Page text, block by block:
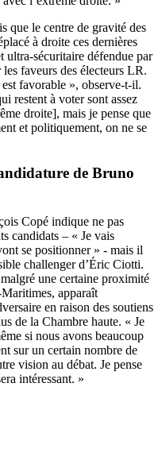
que le centre de gravité des
à droite ces dernières
ultra-sécuritaire défendue par
faveurs des électeurs LR.
favorable », observe-t-il.
restent à voter sont assez
droite], mais je pense que
et politiquement, on ne se
de Bruno
Copé indique ne pas
candidats – « Je vais
se positionner » - mais il
challenger d’Éric Ciotti.
une certaine proximité
apparaît
en raison des soutiens
de la Chambre haute. « Je
si nous avons beaucoup
sur un certain nombre de
vision au débat. Je pense
intéressant. »